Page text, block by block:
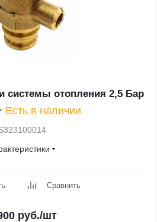
системы отопления 2,5 Бар
Есть в наличии
Сравнить
руб./шт